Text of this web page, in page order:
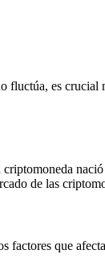
es crucial
de las
factores que